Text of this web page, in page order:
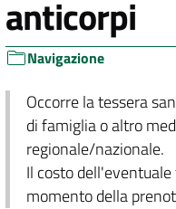
anticorpi
Navigazione
Occorre la tessera
di famiglia o altro
regionale/nazionale.
Il costo
momento della